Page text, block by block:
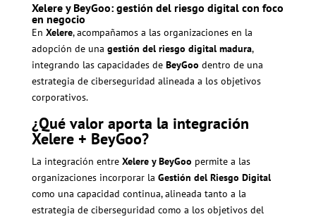
Xelere y BeyGoo: gestión del riesgo digital con foco
en negocio
En Xelere, acompañamos a las organizaciones en la
adopción de una gestión del riesgo digital madura,
integrando las capacidades de BeyGoo dentro de una
estrategia de ciberseguridad alineada a los objetivos
corporativos.
¿Qué valor aporta la integración
Xelere + BeyGoo?
La integración entre Xelere y BeyGoo permite a las
organizaciones incorporar la Gestión del Riesgo Digital
como una capacidad continua, alineada tanto a la
estrategia de ciberseguridad como a los objetivos del